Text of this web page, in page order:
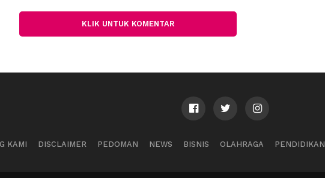
KLIK UNTUK KOMENTAR
KAMI DISCLAIMER PEDOMAN NEWS BISNIS OLAHRAGA PENDIDIKAN